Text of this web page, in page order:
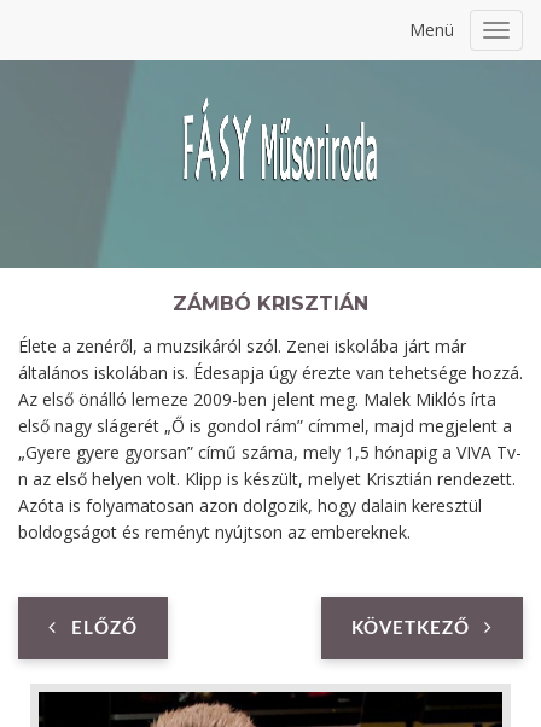
Menü
ZÁMBÓ KRISZTIÁN
Élete a zenéről, a muzsikáról szól. Zenei iskolába járt már
általános iskolában is. Édesapja úgy érezte van tehetsége hozzá.
Az első önálló lemeze 2009-ben jelent meg. Malek Miklós írta
első nagy slágerét „Ő is gondol rám” címmel, majd megjelent a
„Gyere gyere gyorsan” című száma, mely 1,5 hónapig a VIVA Tv-
n az első helyen volt. Klipp is készült, melyet Krisztián rendezett.
Azóta is folyamatosan azon dolgozik, hogy dalain keresztül
boldogságot és reményt nyújtson az embereknek.
ELŐZŐ KÖVETKEZŐ